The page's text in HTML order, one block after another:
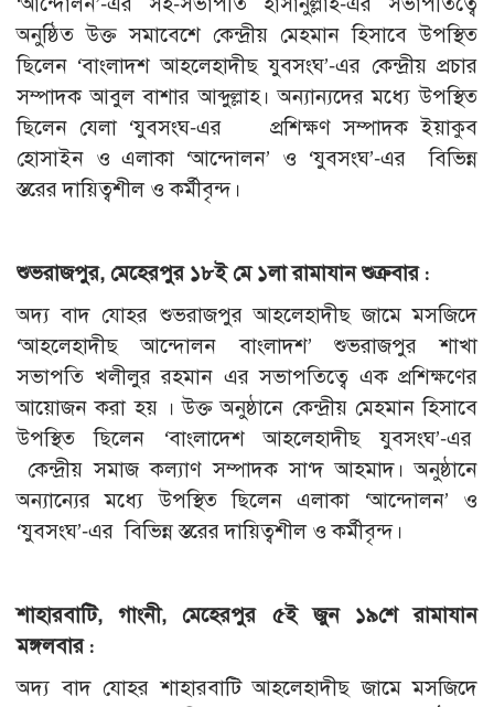
অনুষ্ঠিত উক্ত সমাবেশে কেন্দ্রীয় মেহমান হিসাবে উপস্থিত
ছিলেন ‘বাংলাদশ আহলেহাদীছ যুবসংঘ’-এর কেন্দ্রীয় প্রচার
সম্পাদক আবুল বাশার আব্দুল্লাহ। অন্যান্যদের মধ্যে উপস্থিত
ছিলেন যেলা ‘যুবসংঘ-এর প্রশিক্ষণ সম্পাদক ইয়াকুব
হোসাইন ও এলাকা ‘আন্দোলন’ ও ‘যুবসংঘ’-এর বিভিন্ন
স্তরের দায়িত্বশীল ও কর্মীবৃন্দ।
শুভরাজপুর, মেহেরপুর ১৮ই মে ১লা রামাযান শুক্রবার :
অদ্য বাদ যোহর শুভরাজপুর আহলেহাদীছ জামে মসজিদে
‘আহলেহাদীছ আন্দোলন বাংলাদশ’ শুভরাজপুর শাখা
সভাপতি খলীলুর রহমান এর সভাপতিত্বে এক প্রশিক্ষণের
আয়োজন করা হয় । উক্ত অনুষ্ঠানে কেন্দ্রীয় মেহমান হিসাবে
উপস্থিত ছিলেন ‘বাংলাদেশ আহলেহাদীছ যুবসংঘ’-এর
কেন্দ্রীয় সমাজ কল্যাণ সম্পাদক সা‘দ আহমাদ। অনুষ্ঠানে
অন্যান্যের মধ্যে উপস্থিত ছিলেন এলাকা ‘আন্দোলন’ ও
‘যুবসংঘ’-এর বিভিন্ন স্তরের দায়িত্বশীল ও কর্মীবৃন্দ।
শাহারবাটি, গাংনী, মেহেরপুর ৫ই জুন ১৯শে রামাযান
মঙ্গলবার :
অদ্য বাদ যোহর শাহারবাটি আহলেহাদীছ জামে মসজিদে